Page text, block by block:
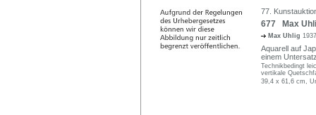
77.
677 Max
Max Uhlig
Aquarell auf
einem
Technikbedingt
vertikale
39,4 x 61,6 cm,